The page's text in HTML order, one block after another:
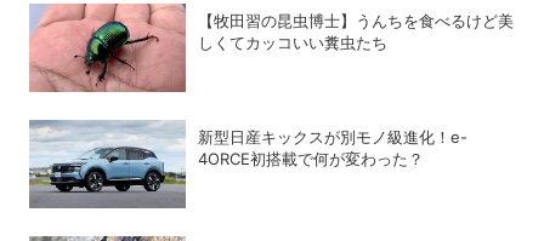
【牧田習の昆虫博士】うんちを食べるけど美
しくてカッコいい糞虫たち
新型日産キックスが別モノ級進化！e-
4ORCE初搭載で何が変わった？